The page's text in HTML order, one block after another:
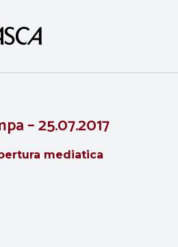
– 25.07.2017
mediatica